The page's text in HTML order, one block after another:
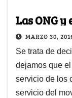
Las ONG
MARZO 30,
Se trata de
dejamos que
servicio de los
servicio del